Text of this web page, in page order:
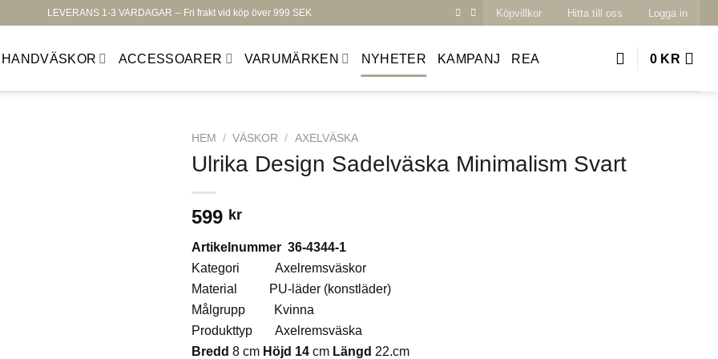
LEVERANS 1-3 VARDAGAR -- Fri frakt vid köp över 999 SEK Köpvillkor Hitta till oss Logga in
HANDVÄSKOR ACCESSOARER VARUMÄRKEN NYHETER KAMPANJ REA 0 KR
HEM / VÄSKOR / AXELVÄSKA
Ulrika Design Sadelväska Minimalism Svart
599 kr
Artikelnummer 36-4344-1
Kategori Axelremsväskor
Material PU-läder (konstläder)
Målgrupp Kvinna
Produkttyp Axelremsväska
Bredd 8 cm Höjd 14 cm Längd 22.cm